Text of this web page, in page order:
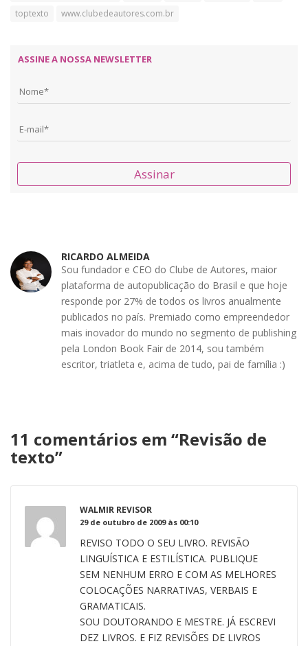
toptexto
www.clubedeautores.com.br
ASSINE A NOSSA NEWSLETTER
Assinar
RICARDO ALMEIDA
Sou fundador e CEO do Clube de Autores, maior
plataforma de autopublicação do Brasil e que hoje
responde por 27% de todos os livros anualmente
publicados no país. Premiado como empreendedor
mais inovador do mundo no segmento de publishing
pela London Book Fair de 2014, sou também
escritor, triatleta e, acima de tudo, pai de família :)
11 comentários em “Revisão de
texto”
WALMIR REVISOR
29 de outubro de 2009 às 00:10
REVISO TODO O SEU LIVRO. REVISÃO
LINGUÍSTICA E ESTILÍSTICA. PUBLIQUE
SEM NENHUM ERRO E COM AS MELHORES
COLOCAÇÕES NARRATIVAS, VERBAIS E
GRAMATICAIS.
SOU DOUTORANDO E MESTRE. JÁ ESCREVI
DEZ LIVROS. E FIZ REVISÕES DE LIVROS